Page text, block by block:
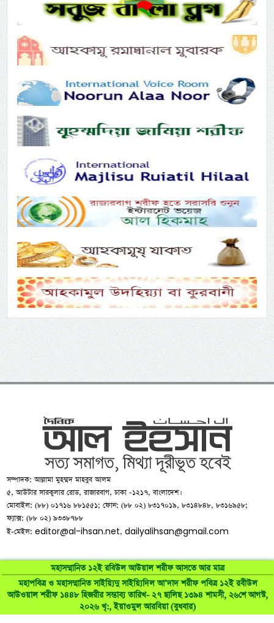
মহাসম্মানিত ১২ই রবিউল আউয়াল শরীফ আসতে আর মাত্র
মহাপবিত্র ও মহাসম্মানিত সাইয়্যিদু সাইয়্যিদিল আ’দাদ শরীফ পবিত্র ১২ই রবীউল
আউওয়াল শরীফ ১৪৪৮ হিজরীর সম্ভাব্য তারিখ- ২৭ ছালিছ ১৩৯৪ শামসী, ২৬শে আগস্ট,
২০২৬ খৃ:, ইয়াওমুল আরবিয়া (বুধবার)
সম্পাদক: আল্লামা মুহম্মদ মাহবুব আলম
৫, আউটার সারকুলার রোড, রাজারবাগ, ঢাকা -১২১৭, বাংলাদেশ।
মোবাইল: (৮৮) ০১৭১৬ ৮৮১৫৫১; ফোন: (৮৮ ০২) ৮৩১৭০১৯, ৮৩১৪৮৪৮, ৮৩১৬৯৫৮;
ফ্যাক্স: (৮৮ ০২) ৯৩৩৮৭৮৮
ই-মেইল:editor@al-ihsan.net,dailyalihsan@gmail.com
©al-ihsan.net2007-2026. All Rights Reserved | Developed by:
RAAJRANI Technologies